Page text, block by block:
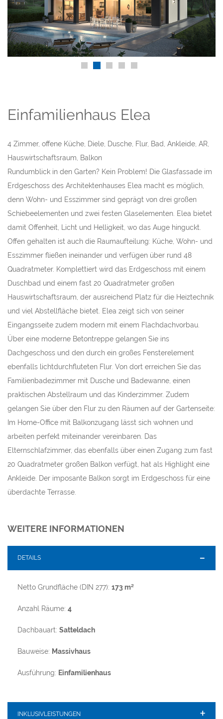
Einfamilienhaus Elea
4 Zimmer, offene Küche, Diele, Dusche, Flur, Bad, Ankleide, AR,
Hauswirtschaftsraum, Balkon
Rundumblick in den Garten? Kein Problem! Die Glasfassade im
Erdgeschoss des Architektenhauses Elea macht es möglich,
denn Wohn- und Esszimmer sind geprägt von drei großen
Schiebeelementen und zwei festen Glaselementen. Elea bietet
damit Offenheit, Licht und Helligkeit, wo das Auge hinguckt.
Offen gehalten ist auch die Raumaufteilung: Küche, Wohn- und
Esszimmer fließen ineinander und verfügen über rund 48
Quadratmeter. Komplettiert wird das Erdgeschoss mit einem
Duschbad und einem fast 20 Quadratmeter großen
Hauswirtschaftsraum, der ausreichend Platz für die Heiztechnik
und viel Abstellfläche bietet. Elea zeigt sich von seiner
Eingangsseite zudem modern mit einem Flachdachvorbau.
Über eine moderne Betontreppe gelangen Sie ins
Dachgeschoss und den durch ein großes Fensterelement
ebenfalls lichtdurchfluteten Flur. Von dort erreichen Sie das
Familienbadezimmer mit Dusche und Badewanne, einen
praktischen Abstellraum und das Kinderzimmer. Zudem
gelangen Sie über den Flur zu den Räumen auf der Gartenseite:
Im Home-Office mit Balkonzugang lässt sich wohnen und
arbeiten perfekt miteinander vereinbaren. Das
Elternschlafzimmer, das ebenfalls über einen Zugang zum fast
20 Quadratmeter großen Balkon verfügt, hat als Highlight eine
Ankleide. Der imposante Balkon sorgt im Erdgeschoss für eine
überdachte Terrasse.
WEITERE INFORMATIONEN
DETAILS
Netto Grundfläche (DIN 277): 173 m²
Anzahl Räume: 4
Dachbauart: Satteldach
Bauweise: Massivhaus
Ausführung: Einfamilienhaus
INKLUSIVLEISTUNGEN